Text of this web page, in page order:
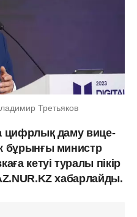
Третьяков
цифрлық даму вице-
бұрынғы министр
кетуі туралы пікір
хабарлайды.